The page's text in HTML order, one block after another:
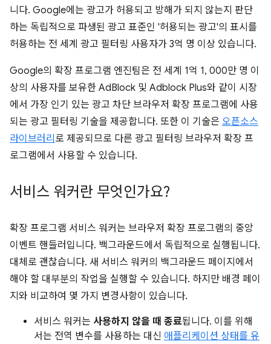
니다. Google에는 광고가 허용되고 방해가 되지 않는지 판단
하는 독립적으로 파생된 광고 표준인 '허용되는 광고'의 표시를
허용하는 전 세계 광고 필터링 사용자가 3억 명 이상 있습니다.
Google의 확장 프로그램 엔진팀은 전 세계 1억 1, 000만 명 이
상의 사용자를 보유한 AdBlock 및 Adblock Plus와 같이 시장
에서 가장 인기 있는 광고 차단 브라우저 확장 프로그램에 사용
되는 광고 필터링 기술을 제공합니다. 또한 이 기술은 오픈소스
라이브러리 로 제공되므로 다른 광고 필터링 브라우저 확장 프
로그램에서 사용할 수 있습니다.
서비스 워커란 무엇인가요?
확장 프로그램 서비스 워커는 브라우저 확장 프로그램의 중앙
이벤트 핸들러입니다. 백그라운드에서 독립적으로 실행됩니다.
대체로 괜찮습니다. 새 서비스 워커의 백그라운드 페이지에서
해야 할 대부분의 작업을 실행할 수 있습니다. 하지만 배경 페이
지와 비교하여 몇 가지 변경사항이 있습니다.
서비스 워커는 사용하지 않을 때 종료됩니다. 이를 위해
서는 전역 변수를 사용하는 대신 애플리케이션 상태를 유